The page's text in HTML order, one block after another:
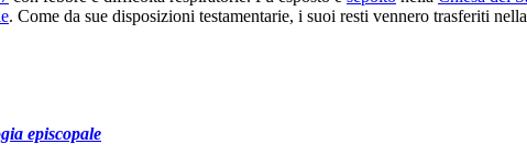
. Come da sue disposizioni testamentarie, i suoi resti vennero trasferiti
episcopale